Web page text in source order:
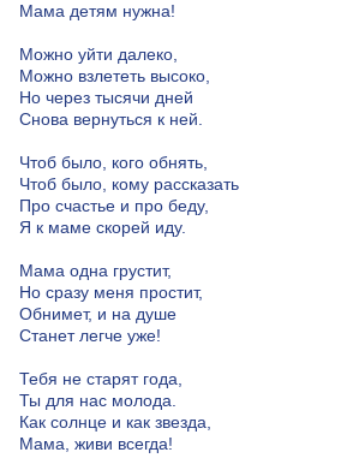
Мама детям нужна!
Можно уйти далеко,
Можно взлететь высоко,
Но через тысячи дней
Снова вернуться к ней.
Чтоб было, кого обнять,
Чтоб было, кому рассказать
Про счастье и про беду,
Я к маме скорей иду.
Мама одна грустит,
Но сразу меня простит,
Обнимет, и на душе
Станет легче уже!
Тебя не старят года,
Ты для нас молода.
Как солнце и как звезда,
Мама, живи всегда!